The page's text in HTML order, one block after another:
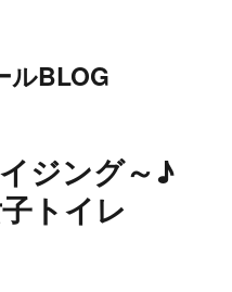
ルBLOG
ジング～♪
トイレ